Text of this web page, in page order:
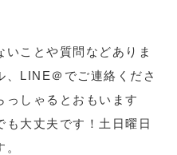
ことや質問などありま
、LINE＠でご連絡くださ
っしゃるとおもいます
も大丈夫です！土日曜日